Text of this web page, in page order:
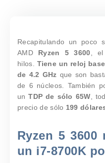
Recapitulando un poco
AMD Ryzen 5 3600 ,
hilos. Tiene un reloj
de 4.2 GHz que son
de 6 núcleos. También
unTDP de sólo 65W ,
precio de sólo 199
Ryzen 5
un i7-8700K